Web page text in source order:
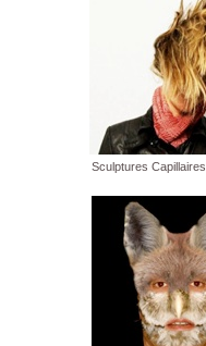
Sculptures Capillaires